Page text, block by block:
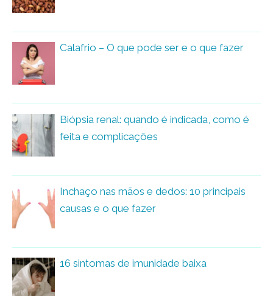
Calafrio – O que pode ser e o que fazer
Biópsia renal: quando é indicada, como é
feita e complicações
Inchaço nas mãos e dedos: 10 principais
causas e o que fazer
16 sintomas de imunidade baixa